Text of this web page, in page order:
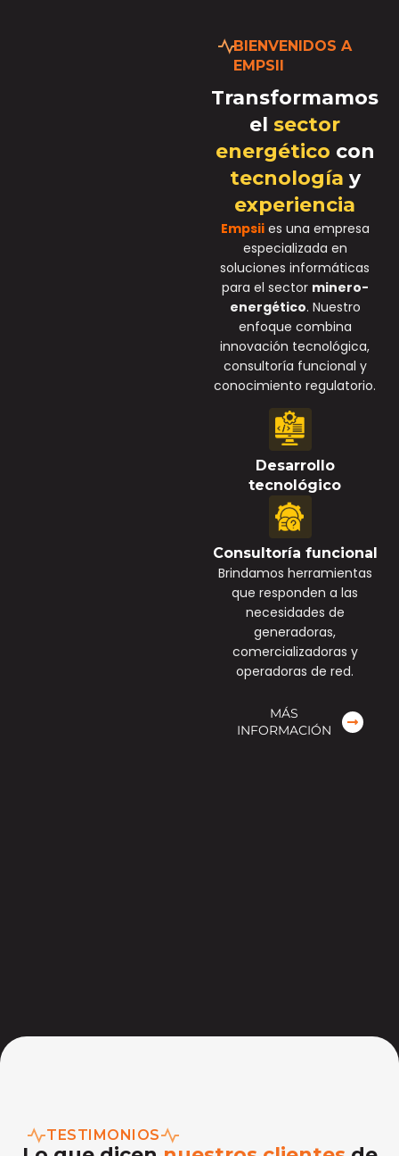
Transformamos
el sector
energético con
tecnología y
experiencia
BIENVENIDOS A
EMPSII
Empsiies una empresa
especializada en
soluciones informáticas
para el sector minero-
energético. Nuestro
enfoque combina
innovación tecnológica,
consultoría funcional y
conocimiento regulatorio.
Desarrollo
tecnológico
Consultoría funcional
Brindamos herramientas
que responden a las
necesidades de
generadoras,
comercializadoras y
operadoras de red.
MÁS
INFORMACIÓN
TESTIMONIOS